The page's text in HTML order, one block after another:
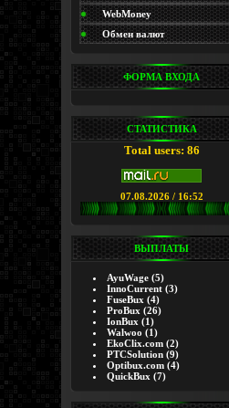
WebMoney
Обмен валют
ФОРМА ВХОДА
СТАТИСТИКА
Total users: 86
07.08.2026 / 16:52
ВЫПЛАТЫ
AyuWage (5)
InnoCurrent (3)
FuseBux (4)
ProBux (26)
IonBux (1)
Walwoo (1)
EkoClix.com (2)
PTCSolution (9)
Optibux.com (4)
QuickBux (7)